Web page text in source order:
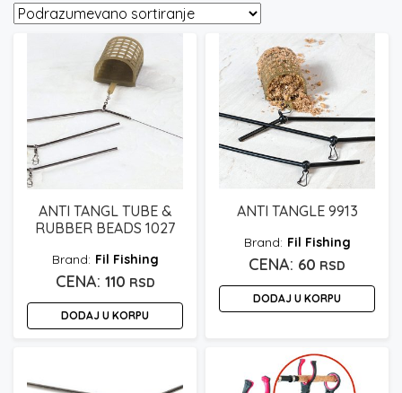
ANTI TANGL TUBE &
RUBBER BEADS 1027
Fil Fishing
110 RSD
DODAJ U KORPU
ANTI TANGLE 9913
Fil Fishing
60 RSD
DODAJ U KORPU